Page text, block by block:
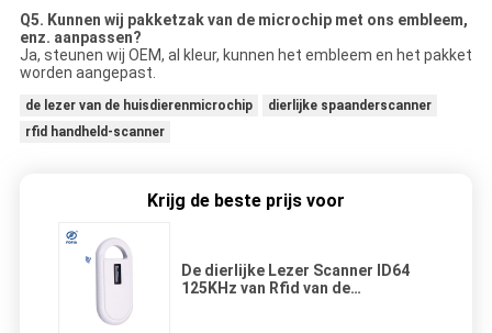
Q5. Kunnen wij pakketzak van de microchip met ons embleem,
enz. aanpassen?
Ja, steunen wij OEM, al kleur, kunnen het embleem en het pakket
worden aangepast.
de lezer van de huisdierenmicrochip
dierlijke spaanderscanner
rfid handheld-scanner
Krijg de beste prijs voor
De dierlijke Lezer Scanner ID64
125KHz van Rfid van de